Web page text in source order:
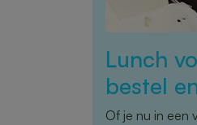
Lunch
bestel
Of je nu in een